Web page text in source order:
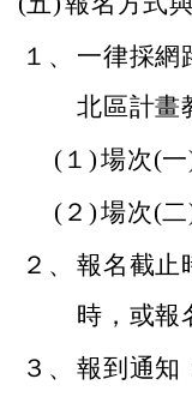
１、
一律採網
北區計畫
(１)場次(一
(２)場次(二
２、 報名截止
時，或報
３、 報到通知